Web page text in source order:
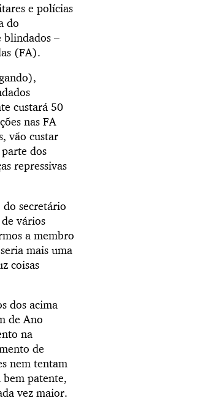
e polícias
do
blindados –
(FA).
custará 50
nas FA
vão custar
dos
repressivas
do secretário
vários
a membro
mais uma
coisas
dos acima
de Ano
na
de
nem tentam
bem patente,
vez maior.